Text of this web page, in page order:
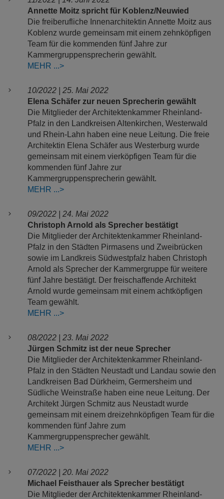
Annette Moitz spricht für Koblenz/Neuwied
Die freiberufliche Innenarchitektin Annette Moitz aus
Koblenz wurde gemeinsam mit einem zehnköpfigen
Team für die kommenden fünf Jahre zur
Kammergruppensprecherin gewählt.
MEHR
10/2022 | 25. Mai 2022
Elena Schäfer zur neuen Sprecherin gewählt
Die Mitglieder der Architektenkammer Rheinland-
Pfalz in den Landkreisen Altenkirchen, Westerwald
und Rhein-Lahn haben eine neue Leitung. Die freie
Architektin Elena Schäfer aus Westerburg wurde
gemeinsam mit einem vierköpfigen Team für die
kommenden fünf Jahre zur
Kammergruppensprecherin gewählt.
MEHR
09/2022 | 24. Mai 2022
Christoph Arnold als Sprecher bestätigt
Die Mitglieder der Architektenkammer Rheinland-
Pfalz in den Städten Pirmasens und Zweibrücken
sowie im Landkreis Südwestpfalz haben Christoph
Arnold als Sprecher der Kammergruppe für weitere
fünf Jahre bestätigt. Der freischaffende Architekt
Arnold wurde gemeinsam mit einem achtköpfigen
Team gewählt.
MEHR
08/2022 | 23. Mai 2022
Jürgen Schmitz ist der neue Sprecher
Die Mitglieder der Architektenkammer Rheinland-
Pfalz in den Städten Neustadt und Landau sowie den
Landkreisen Bad Dürkheim, Germersheim und
Südliche Weinstraße haben eine neue Leitung. Der
Architekt Jürgen Schmitz aus Neustadt wurde
gemeinsam mit einem dreizehnköpfigen Team für die
kommenden fünf Jahre zum
Kammergruppensprecher gewählt.
MEHR
07/2022 | 20. Mai 2022
Michael Feisthauer als Sprecher bestätigt
Die Mitglieder der Architektenkammer Rheinland-